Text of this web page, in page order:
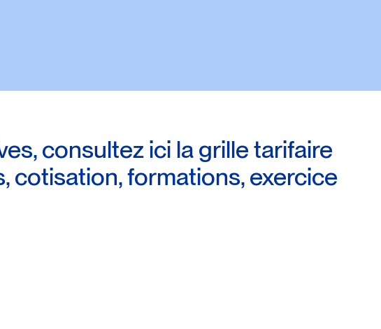
consultez ici la grille tarifaire
cotisation, formations, exercice